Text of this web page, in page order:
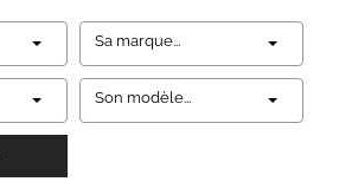
Sa marque...
Son modèle...